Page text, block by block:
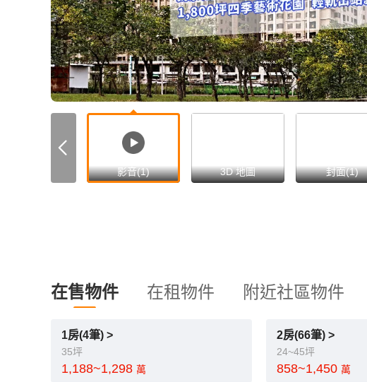
影音(1) 3D 地圖 封面(1)
在售物件 在租物件 附近社區物件
1房(4筆) >
35坪
1,188~1,298 萬
2房(66筆) >
24~45坪
858~1,450 萬